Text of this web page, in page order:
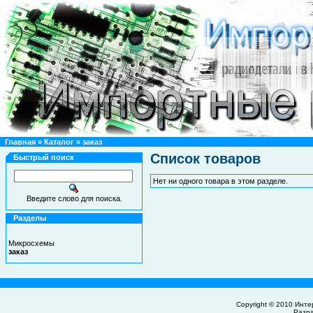
Главная » Каталог » заказ
Быстрый поиск
Введите слово для поиска.
Разделы
Микросхемы
заказ
Список товаров
Нет ни одного товара в этом разделе.
Copyright © 2010